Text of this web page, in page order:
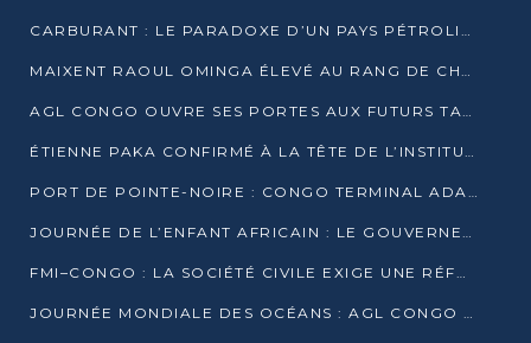
CARBURANT : LE PARADOXE D’UN PAYS PÉTROLIER CONFRONTÉ À DES PÉNURIES RÉCURRENTES
MAIXENT RAOUL OMINGA ÉLEVÉ AU RANG DE CHEVALIER DE L’ORDRE DE L’AMITIÉ ENTRE LA RUSSIE ET LE CONGO
AGL CONGO OUVRE SES PORTES AUX FUTURS TALENTS DE LA LOGISTIQUE
ÉTIENNE PAKA CONFIRMÉ À LA TÊTE DE L’INSTITUT GÉOGRAPHIQUE NATIONAL
PORT DE POINTE-NOIRE : CONGO TERMINAL ADAPTE SON DRAGAGE AUX SABLES BITUMINEUX
JOURNÉE DE L’ENFANT AFRICAIN : LE GOUVERNEMENT RÉAFFIRME SON ENGAGEMENT POUR L’ACCÈS À L’EAU ET À L’ASSAINISSEMENT
FMI–CONGO : LA SOCIÉTÉ CIVILE EXIGE UNE RÉFORME DE LA FISCALITÉ PÉTROLIÈRE
JOURNÉE MONDIALE DES OCÉANS : AGL CONGO MOBILISE SES COLLABORATEURS POUR LA PRÉSERVATION DE LA BIODIVERSITÉ MARINE